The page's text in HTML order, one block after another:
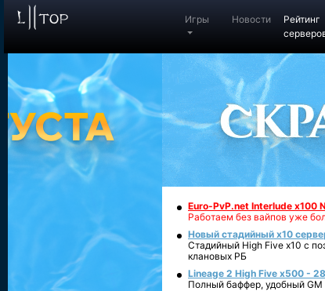
Игры Новости
Рейтинг
Euro-PvP.net Interlude х100
Работаем без вайпов уже
Новый стадийный х10
Стадийный High Five x10 с
клановых РБ
Lineage 2 High Five x500 -
Полный баффер, удобный GM